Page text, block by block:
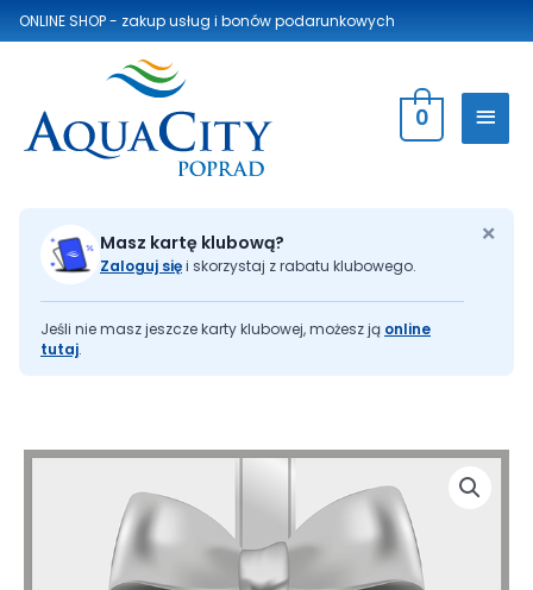
ONLINE SHOP - zakup usług i bonów podarunkowych
0
×
Masz kartę klubową?
Zaloguj sięi skorzystaj z rabatu klubowego.
Jeśli nie masz jeszcze karty klubowej, możesz ją online
tutaj.